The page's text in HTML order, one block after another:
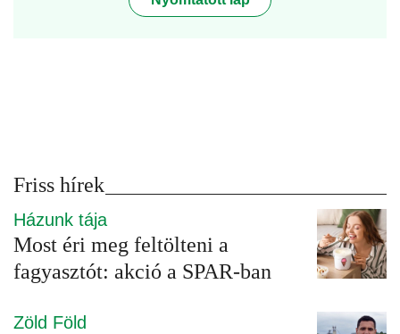
Friss hírek
Házunk tája
Most éri meg feltölteni a
fagyasztót: akció a SPAR-ban
Zöld Föld